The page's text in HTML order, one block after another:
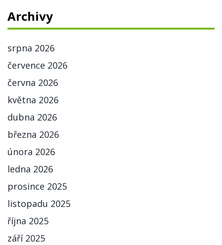
Archivy
srpna 2026
července 2026
června 2026
května 2026
dubna 2026
března 2026
února 2026
ledna 2026
prosince 2025
listopadu 2025
října 2025
září 2025